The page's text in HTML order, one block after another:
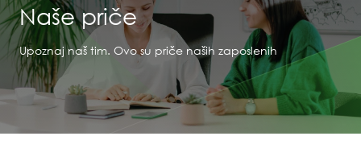
Naše priče
Upoznaj naš tim. Ovo su priče naših zaposlenih